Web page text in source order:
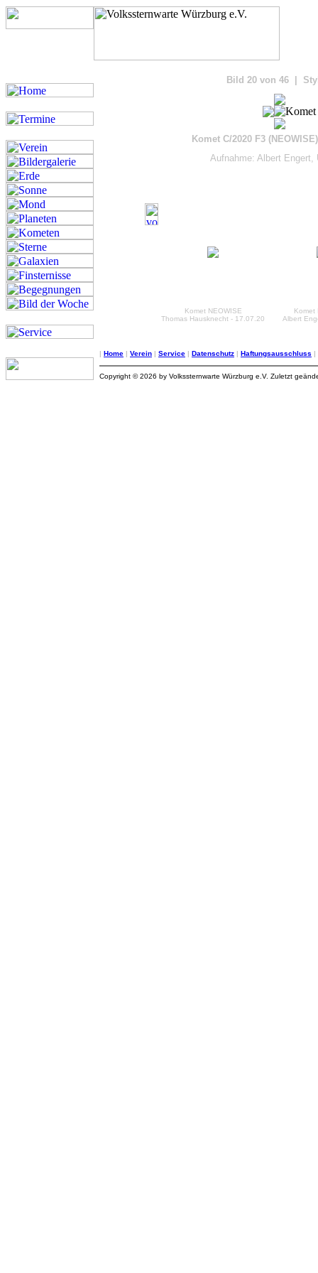
Bild 20 von 46 |
Komet C/2020 F3
Aufnahme: Albert Engert,
Komet NEOWISE
Thomas Hausknecht - 17.07.20
Komet
Albert
| Home | Verein | Service | Datenschutz | Haftungsausschluss |
Copyright © 2026 by Volkssternwarte Würzburg e.V. Zuletzt